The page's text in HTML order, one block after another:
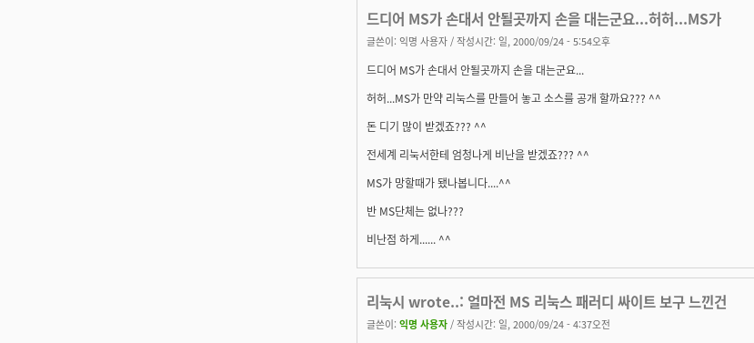
드디어 MS가 손대서 안될곳까지 손을 대는군요...허허...MS가
글쓴이: 익명 사용자 / 작성시간: 일, 2000/09/24 - 5:54오후
드디어 MS가 손대서 안될곳까지 손을 대는군요...
허허...MS가 만약 리눅스를 만들어 놓고 소스를 공개 할까요??? ^^
돈 디기 많이 받겠죠??? ^^
전세계 리눅서한테 엄청나게 비난을 받겠죠??? ^^
MS가 망할때가 됐나봅니다....^^
반 MS단체는 없나???
비난점 하게...... ^^
리눅시 wrote..: 얼마전 MS 리눅스 패러디 싸이트 보구 느낀건
글쓴이: 익명 사용자 / 작성시간: 일, 2000/09/24 - 4:37오전